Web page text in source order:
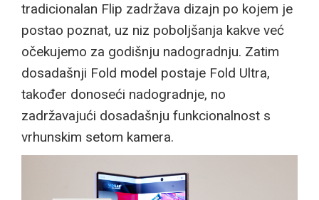
tradicionalan Flip zadržava dizajn po kojem je
postao poznat, uz niz poboljšanja kakve već
očekujemo za godišnju nadogradnju. Zatim
dosadašnji Fold model postaje Fold Ultra,
također donoseći nadogradnje, no
zadržavajući dosadašnju funkcionalnost s
vrhunskim setom kamera.